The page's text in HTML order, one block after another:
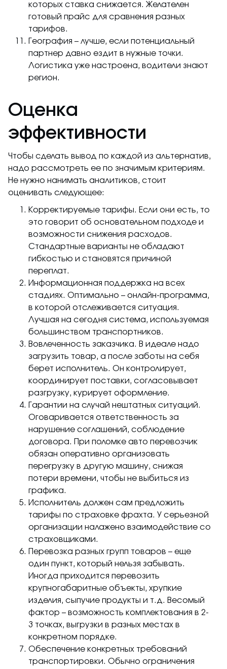
которых ставка снижается. Желателен
готовый прайс для сравнения разных
тарифов.
География – лучше, если потенциальный
партнер давно ездит в нужные точки.
Логистика уже настроена, водители знают
регион.
Оценка
эффективности
Чтобы сделать вывод по каждой из альтернатив,
надо рассмотреть ее по значимым критериям.
Не нужно нанимать аналитиков, стоит
оценивать следующее:
Корректируемые тарифы. Если они есть, то
это говорит об основательном подходе и
возможности снижения расходов.
Стандартные варианты не обладают
гибкостью и становятся причиной
переплат.
Информационная поддержка на всех
стадиях. Оптимально – онлайн-программа,
в которой отслеживается ситуация.
Лучшая на сегодня система, используемая
большинством транспортников.
Вовлеченность заказчика. В идеале надо
загрузить товар, а после заботы на себя
берет исполнитель. Он контролирует,
координирует поставки, согласовывает
разгрузку, курирует оформление.
Гарантии на случай нештатных ситуаций.
Оговаривается ответственность за
нарушение соглашений, соблюдение
договора. При поломке авто перевозчик
обязан оперативно организовать
перегрузку в другую машину, снижая
потери времени, чтобы не выбиться из
графика.
Исполнитель должен сам предложить
тарифы по страховке фрахта. У серьезной
организации налажено взаимодействие со
страховщиками.
Перевозка разных групп товаров – еще
один пункт, который нельзя забывать.
Иногда приходится перевозить
крупногабаритные объекты, хрупкие
изделия, сыпучие продукты и т.д. Весомый
фактор – возможность комплектования в 2-
3 точках, выгрузки в разных местах в
конкретном порядке.
Обеспечение конкретных требований
транспортировки. Обычно ограничения